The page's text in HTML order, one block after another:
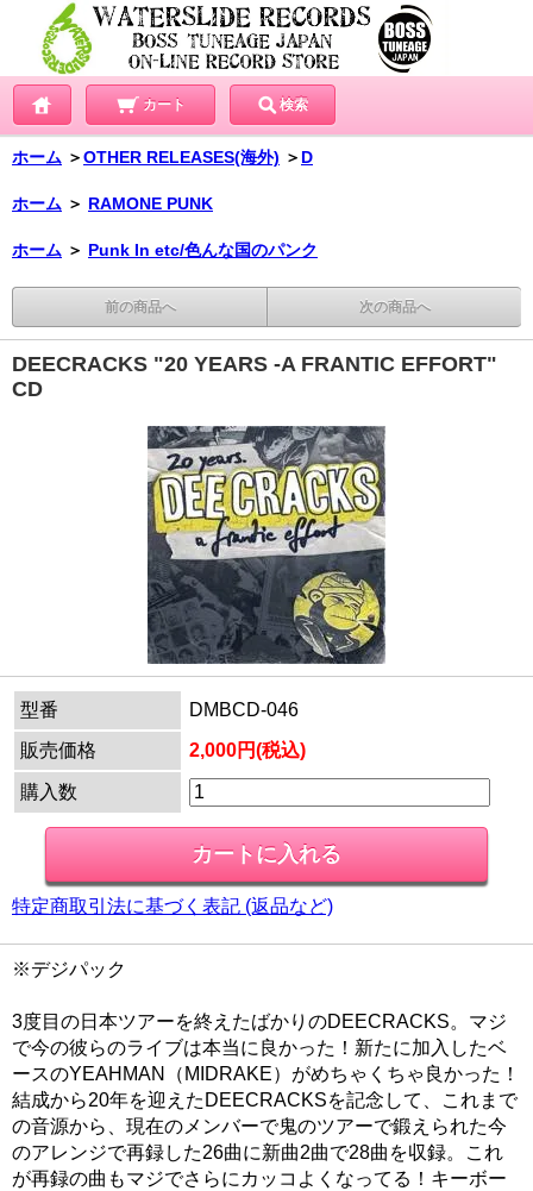
カート 検索
ホーム ＞OTHER RELEASES(海外) ＞ D
ホーム ＞ RAMONE PUNK
ホーム ＞ Punk In etc/色んな国のパンク
前の商品へ 次の商品へ
DEECRACKS "20 YEARS -A FRANTIC EFFORT"
CD
型番
DMBCD-046
販売価格
2,000円(税込)
購入数
特定商取引法に基づく表記 (返品など)
※デジパック
3度目の日本ツアーを終えたばかりのDEECRACKS。マジ
で今の彼らのライブは本当に良かった！新たに加入したベ
ースのYEAHMAN（MIDRAKE）がめちゃくちゃ良かった！
結成から20年を迎えたDEECRACKSを記念して、これまで
の音源から、現在のメンバーで鬼のツアーで鍛えられた今
のアレンジで再録した26曲に新曲2曲で28曲を収録。これ
が再録の曲もマジでさらにカッコよくなってる！キーボー